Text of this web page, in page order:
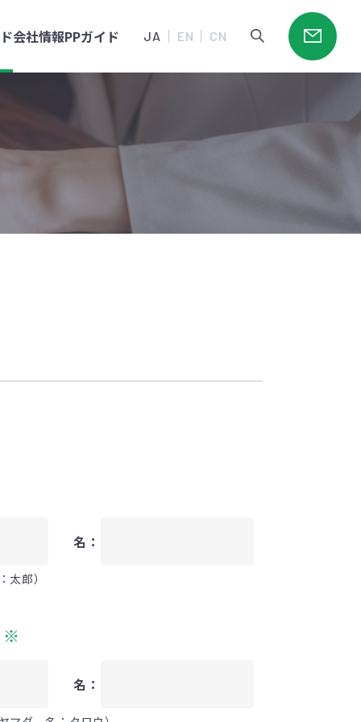
会社情報PPガイド JA EN CN
名：
郎）
※
名：